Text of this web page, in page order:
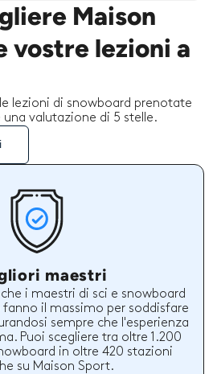
Maison
vostre lezioni a
lezioni di snowboard prenotate
una valutazione di 5 stelle.
maestri
i maestri di sci e snowboard
il massimo per soddisfare
sempre che l'esperienza
Puoi scegliere tra oltre 1.200
in oltre 420 stazioni
su Maison Sport.